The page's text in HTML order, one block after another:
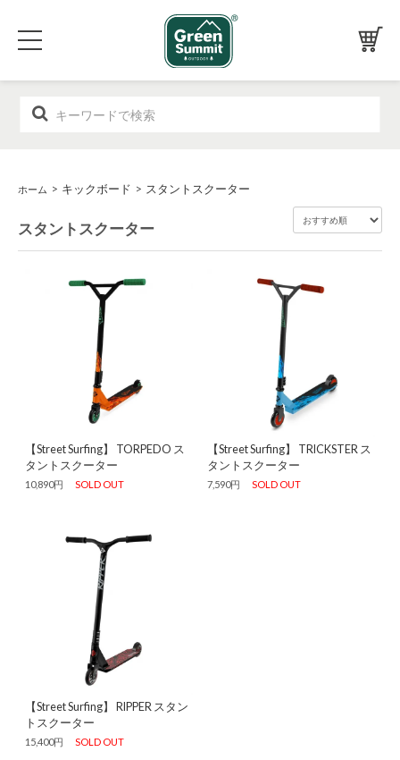
ホーム > キックボード > スタントスクーター
スタントスクーター
【Street Surfing】 TORPEDO ス
タントスクーター
10,890円 SOLD OUT
【Street Surfing】 TRICKSTER ス
タントスクーター
7,590円 SOLD OUT
【Street Surfing】 RIPPER スタン
トスクーター
15,400円 SOLD OUT